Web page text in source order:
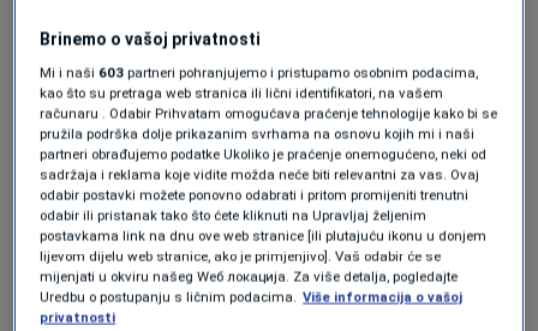
je izrečena zatvorska kazna, osim krivičnih
djela protiv sigurnosti javnog prometa, niti biti
odgovorni za prekršaj protiv javnog reda i mira
sa obilježjem nasilja”.
Posljednji slučaj femicida u Sarajevu otvorio je
brojna pitanja, a prije svega nije jasno kako je
osumnjičeni za ubistvo supruge Tarik Prusac,
koji je osuđen za nasilje u porodici, imao
Brinemo o vašoj privatnosti
Mi i naši 603 partneri pohranjujemo i pristupamo osobnim podacima,
kao što su pretraga web stranica ili lični identifikatori, na vašem
računaru . Odabir Prihvatam omogućava praćenje tehnologije kako bi se
pružila podrška dolje prikazanim svrhama na osnovu kojih mi i naši
partneri obrađujemo podatke Ukoliko je praćenje onemogućeno, neki od
sadržaja i reklama koje vidite možda neće biti relevantni za vas. Ovaj
odabir postavki možete ponovno odabrati i pritom promijeniti trenutni
odabir ili pristanak tako što ćete kliknuti na Upravljaj željenim
postavkama link na dnu ove web stranice [ili plutajuću ikonu u donjem
lijevom dijelu web stranice, ako je primjenjivo]. Vaš odabir će se
mijenjati u okviru našeg Wеб локација. Za više detalja, pogledajte
Uredbu o postupanju s ličnim podacima. Više informacija o vašoj
privatnosti